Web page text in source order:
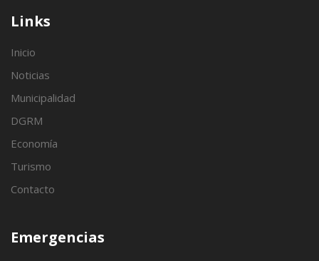
Links
Inicio
Noticias
Municipalidad
DGRM
Economía
Turismo
Contacto
Emergencias